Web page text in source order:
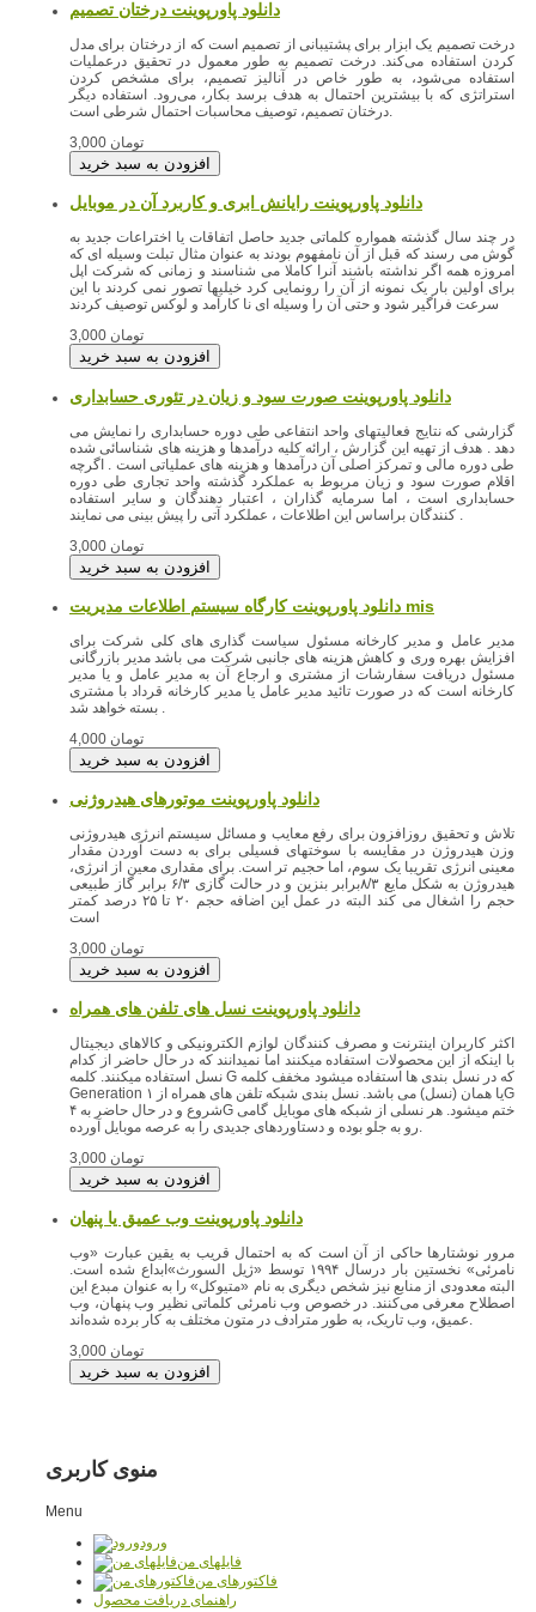
درخت تصمیم یک ابزار برای پشتیبانی از تصمیم است که از درختان برای مدل
کردن استفاده می‌کند. درخت تصمیم به طور معمول در تحقیق درعملیات
استفاده می‌شود، به طور خاص در آنالیز تصمیم، برای مشخص کردن
استراتژی که با بیشترین احتمال به هدف برسد بکار، می‌رود. استفاده دیگر
درختان تصمیم، توصیف محاسبات احتمال شرطی است.
3,000 تومان
دانلود پاورپوینت رایانش ابری و کاربرد آن در موبایل
در چند سال گذشته همواره کلماتی جدید حاصل اتفاقات یا اختراعات جدید به
گوش می رسند که قبل از آن نامفهوم بودند به عنوان مثال تبلت وسیله ای که
امروزه همه اگر نداشته باشند آنرا کاملا می شناسند و زمانی که شرکت اپل
برای اولین بار یک نمونه از آن را رونمایی کرد خیلیها تصور نمی کردند با این
سرعت فراگیر شود و حتی آن را وسیله ای نا کارآمد و لوکس توصیف کردند
3,000 تومان
دانلود پاورپوینت صورت سود و زیان در تئوری حسابداری
گزارشی که نتایج فعالیتهای واحد انتفاعی طی دوره حسابداری را نمایش می
دهد . هدف از تهیه این گزارش ، ارائه کلیه درآمدها و هزینه های شناسائی شده
طی دوره مالی و تمرکز اصلی آن درآمدها و هزینه های عملیاتی است . اگرچه
اقلام صورت سود و زیان مربوط به عملکرد گذشته واحد تجاری طی دوره
حسابداری است ، اما سرمایه گذاران ، اعتبار دهندگان و سایر استفاده
3,000 تومان
دانلود پاورپوینت کارگاه سیستم اطلاعات مدیریت mis
مدیر عامل و مدیر کارخانه مسئول سیاست گذاری های کلی شرکت برای
افزایش بهره وری و کاهش هزینه های جانبی شرکت می باشد مدیر بازرگانی
مسئول دریافت سفارشات از مشتری و ارجاع آن به مدیر عامل و یا مدیر
کارخانه است که در صورت تائید مدیر عامل یا مدیر کارخانه قرداد با مشتری
4,000 تومان
دانلود پاورپوینت موتورهای هیدروژنی
تلاش و تحقیق روزافزون برای رفع معایب و مسائل سیستم انرژی هیدروژنی
وزن هیدروژن در مقایسه با سوختهای فسیلی برای به دست آوردن مقدار
معینی انرژی تقریبا یک سوم، اما حجیم تر است. برای مقداری معین از انرژی،
هیدروژن به شکل مایع ۸/۳برابر بنزین و در حالت گازی ۶/۳ برابر گاز طبیعی
حجم را اشغال می کند البته در عمل این اضافه حجم ۲۰ تا ۲۵ درصد کمتر
است
3,000 تومان
اکثر کاربران اینترنت و مصرف کنندگان لوازم الکترونیکی و کالاهای دیجیتال
با اینکه از این محصولات استفاده میکنند اما نمیدانند که در حال حاضر از کدام
نسل استفاده میکنند. کلمه G که در نسل بندی ها استفاده میشود مخفف کلمه
Generation یا همان (نسل) می باشد. نسل بندی شبکه تلفن های همراه از ۱G
شروع و در حال حاضر به ۴G ختم میشود. هر نسلی از شبکه های موبایل گامی
3,000 تومان
دانلود پاورپوینت وب عمیق یا پنهان
مرور نوشتارها حاکی از آن است که به احتمال قریب به یقین عبارت «وب
نامرئی» نخستین بار درسال ۱۹۹۴ توسط «ژیل السورث»ابداع شده است.
البته معدودی از منابع نیز شخص دیگری به نام «متیوکل» را به عنوان مبدع این
اصطلاح معرفی می‌کنند. در خصوص وب نامرئی کلماتی نظیر وب پنهان،‌ وب
3,000 تومان
منوی کاربری
Menu
ورود
فایلهای من
فاکتورهای من
راهنمای دریافت محصول